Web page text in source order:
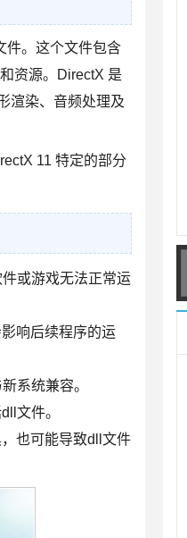
件。这个文件包含
资源。DirectX 是
渲染、音频处理及
11 特定的部分
或游戏无法正常运
响后续程序的运
系统兼容。
文件。
也可能导致dll文件